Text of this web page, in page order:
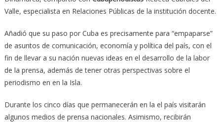
Valle, especialista en Relaciones Públicas de la institución docente.
Añadió que su paso por Cuba es precisamente para “empaparse”
de asuntos de comunicación, economía y política del país, con el
fin de llevar a su nación nuevas ideas en el desarrollo de la labor
de la prensa, además de tener otras perspectivas sobre el
periodismo en en la Isla.
Durante los cinco días que permanecerán en la el país visitarán
algunos medios de prensa nacionales. Asimismo, recibirán